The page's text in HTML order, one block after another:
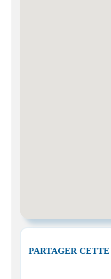
PARTAGER